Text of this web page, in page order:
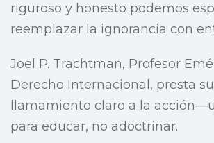
riguroso y honesto podemos
reemplazar la ignorancia con
Joel P. Trachtman, Profesor
Derecho Internacional, presta
llamamiento claro a la
para educar, no adoctrinar.